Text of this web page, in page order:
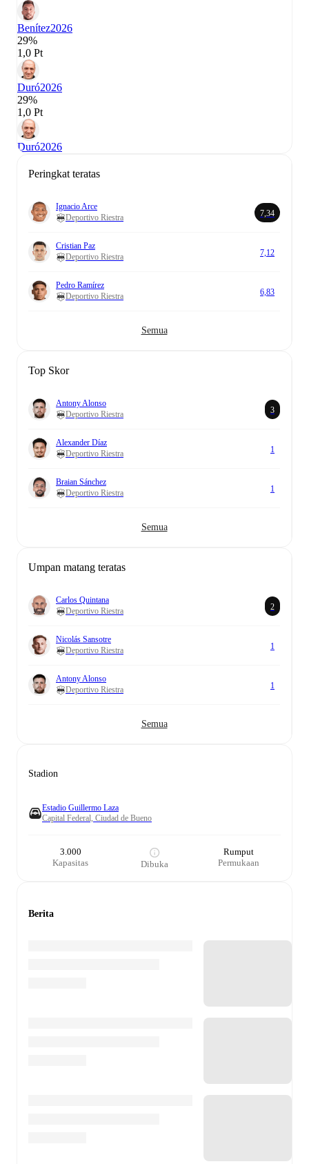
Benítez2026
29%
1,0 Pt
Duró2026
29%
1,0 Pt
Duró2026
Peringkat teratas
Ignacio Arce
Deportivo Riestra
7,34
Cristian Paz
Deportivo Riestra
7,12
Pedro Ramírez
Deportivo Riestra
6,83
Semua
Top Skor
Antony Alonso
Deportivo Riestra
3
Alexander Díaz
Deportivo Riestra
1
Braian Sánchez
Deportivo Riestra
1
Semua
Umpan matang teratas
Carlos Quintana
Deportivo Riestra
2
Nicolás Sansotre
Deportivo Riestra
1
Antony Alonso
Deportivo Riestra
1
Semua
Stadion
Estadio Guillermo Laza
Capital Federal, Ciudad de Bueno
3.000
Kapasitas
Dibuka
Rumput
Permukaan
Berita